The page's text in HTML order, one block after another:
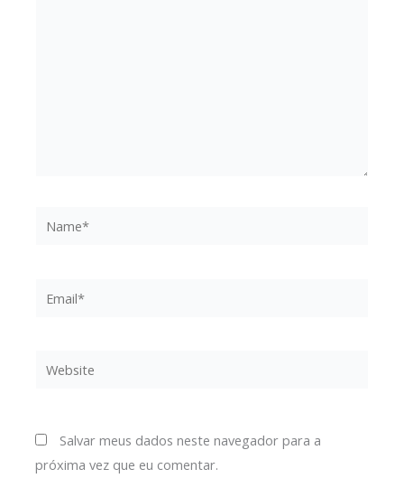
Website
Salvar meus dados neste navegador para a
próxima vez que eu comentar.